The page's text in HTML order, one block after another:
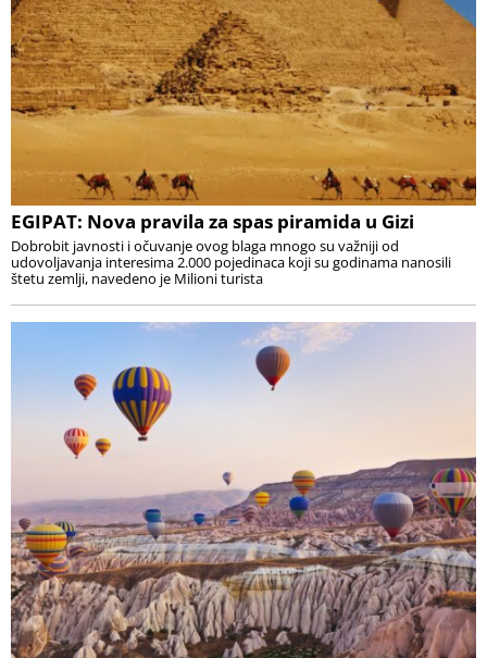
EGIPAT: Nova pravila za spas piramida u Gizi
Dobrobit javnosti i očuvanje ovog blaga mnogo su važniji od
udovoljavanja interesima 2.000 pojedinaca koji su godinama nanosili
štetu zemlji, navedeno je Milioni turista